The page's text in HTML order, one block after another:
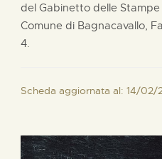
del Gabinetto delle
Comune di Bagnacavallo,
4.
Scheda aggiornata al: 14/02/